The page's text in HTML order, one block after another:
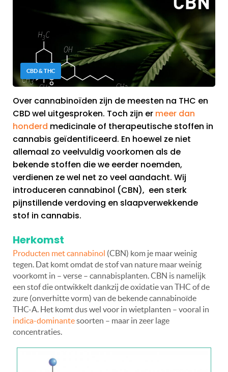
CBD & THC
Over cannabinoïden zijn de meesten na THC en
CBD wel uitgesproken. Toch zijn er meer dan
honderd medicinale of therapeutische stoffen in
cannabis geïdentificeerd. En hoewel ze niet
allemaal zo veelvuldig voorkomen als de
bekende stoffen die we eerder noemden,
verdienen ze wel net zo veel aandacht. Wij
introduceren cannabinol (CBN), een sterk
pijnstillende verdoving en slaapverwekkende
stof in cannabis.
Herkomst
Producten met cannabinol (CBN) kom je maar weinig
tegen. Dat komt omdat de stof van nature maar weinig
voorkomt in – verse – cannabisplanten. CBN is namelijk
een stof die ontwikkelt dankzij de oxidatie van THC of de
zure (onverhitte vorm) van de bekende cannabinoïde
THC-A. Het komt dus wel voor in wietplanten – vooral in
indica-dominantesoorten – maar in zeer lage
concentraties.